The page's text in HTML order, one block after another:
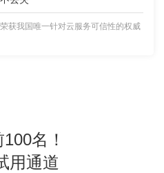
获我国唯一针对云服务可信性的权威
名！
用通道